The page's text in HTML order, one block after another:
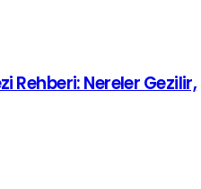
Rehberi: Nereler Gezilir,